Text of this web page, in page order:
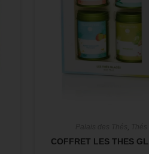
,
COFFRET LES THES